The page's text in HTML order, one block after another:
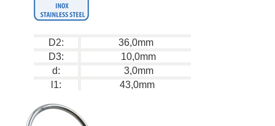
D2:
36,0mm
D3:
10,0mm
d:
3,0mm
l1:
43,0mm